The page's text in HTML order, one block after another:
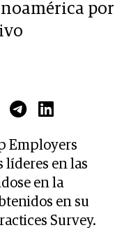
por
Employers
líderes en las
en la
en su
Survey.